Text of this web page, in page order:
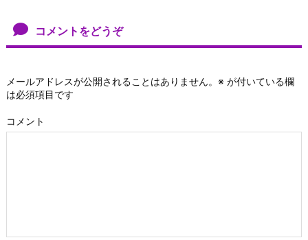
コメントをどうぞ
メールアドレスが公開されることはありません。 ※ が付いている欄
は必須項目です
コメント